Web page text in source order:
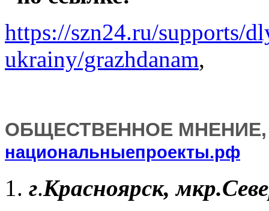
https://szn24.ru/supports/
ukrainy/grazhdanam,
ОБЩЕСТВЕННОЕ
национальныепроекты.рф
1. г.Красноярск,